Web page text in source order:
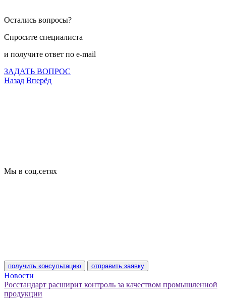
Остались вопросы?
Спросите специалиста
и получите ответ по e-mail
ЗАДАТЬ ВОПРОС
Назад Вперёд
Мы в соц.сетях
получить консультацию отправить заявку
Новости
Росстандарт расширит контроль за качеством промышленной
продукции